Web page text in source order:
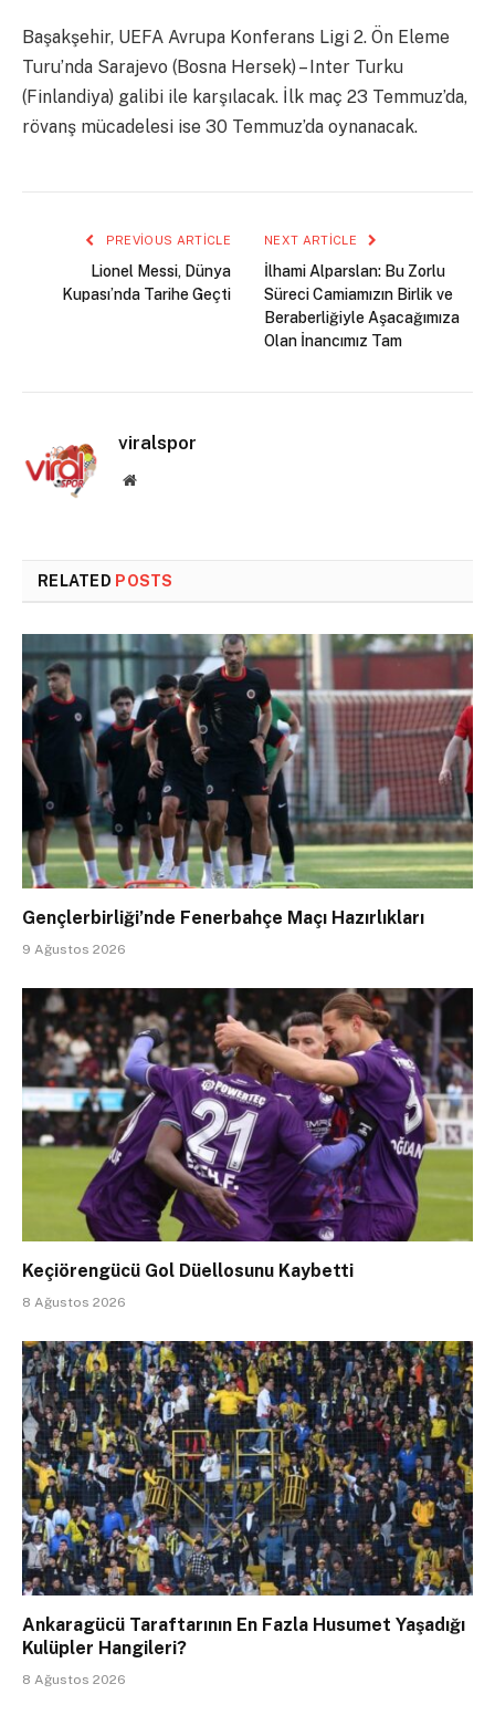
Başakşehir, UEFA Avrupa Konferans Ligi 2. Ön Eleme
Turu’nda Sarajevo (Bosna Hersek) – Inter Turku
(Finlandiya) galibi ile karşılacak. İlk maç 23 Temmuz’da,
rövanş mücadelesi ise 30 Temmuz’da oynanacak.
PREVIOUS ARTICLE
Lionel Messi, Dünya
Kupası’nda Tarihe Geçti
NEXT ARTICLE
İlhami Alparslan: Bu Zorlu
Süreci Camiamızın Birlik ve
Beraberliğiyle Aşacağımıza
Olan İnancımız Tam
viralspor
Website
RELATED POSTS
Gençlerbirliği’nde Fenerbahçe Maçı Hazırlıkları
9 Ağustos 2026
Keçiörengücü Gol Düellosunu Kaybetti
8 Ağustos 2026
Ankaragücü Taraftarının En Fazla Husumet Yaşadığı
Kulüpler Hangileri?
8 Ağustos 2026